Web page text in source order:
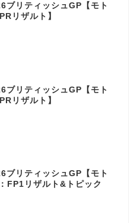
ブリティッシュGP【モト
リザルト】
ブリティッシュGP【モト
リザルト】
ブリティッシュGP【モト
FP1リザルト&トピック